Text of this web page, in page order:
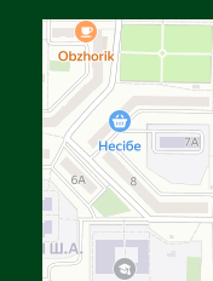
Яндекс Карталар —